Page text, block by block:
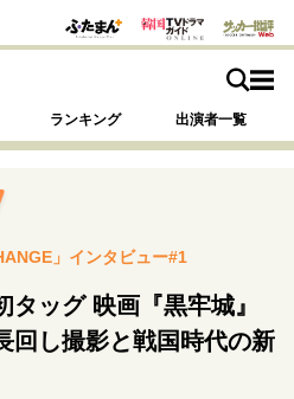
ランキング 出演者一覧
す
」インタビュー#1
ッグ 映画『黒牢城』
回し撮影と戦国時代の新